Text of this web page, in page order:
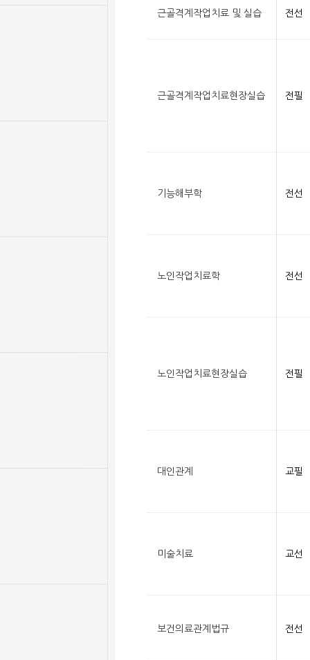
근골격계작업치료 및 실습 전선
근골격계작업치료현장실습 전필
기능해부학 전선
노인작업치료학 전선
노인작업치료현장실습 전필
대인관계 교필
미술치료 교선
보건의료관계법규 전선